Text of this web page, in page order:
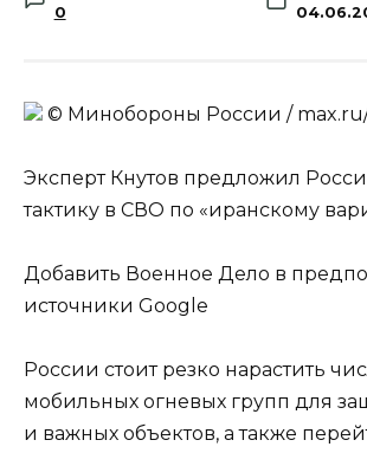
0
© Минобороны России /
Эксперт Кнутов предложил
тактику в СВО по «иранскому
Добавить Военное Дело в
источники Google
России стоит резко нарастить
мобильных огневых групп для
и важных объектов, а также